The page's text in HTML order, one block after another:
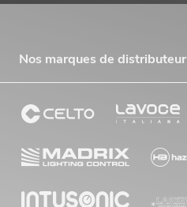
Nos marques de distributeur